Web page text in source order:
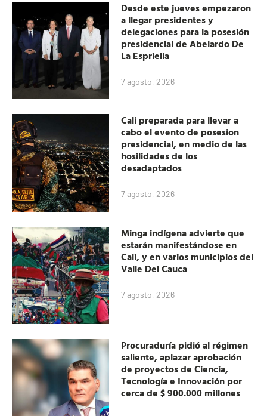
Desde este jueves empezaron
a llegar presidentes y
delegaciones para la posesión
presidencial de Abelardo De
La Espriella
7 agosto, 2026
Cali preparada para llevar a
cabo el evento de posesion
presidencial, en medio de las
hosilidades de los
desadaptados
7 agosto, 2026
Minga indígena advierte que
estarán manifestándose en
Cali, y en varios municipios del
Valle Del Cauca
7 agosto, 2026
Procuraduría pidió al régimen
saliente, aplazar aprobación
de proyectos de Ciencia,
Tecnología e Innovación por
cerca de $ 900.000 millones